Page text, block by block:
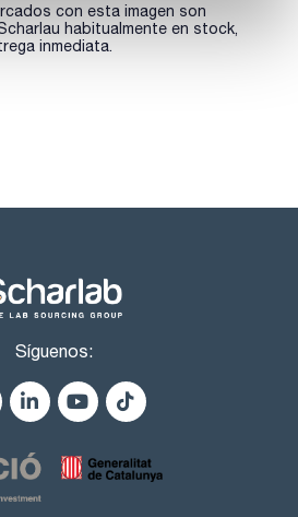
con esta imagen son
habitualmente en stock,
inmediata.
Síguenos: